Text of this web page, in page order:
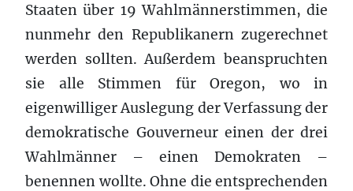
Staaten über 19 Wahlmännerstimmen, die
nunmehr den Republikanern zugerechnet
werden sollten. Außerdem beanspruchten
sie alle Stimmen für Oregon, wo in
eigenwilliger Auslegung der Verfassung der
demokratische Gouverneur einen der drei
Wahlmänner – einen Demokraten –
benennen wollte. Ohne die entsprechenden